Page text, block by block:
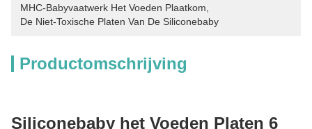
MHC-Babyvaatwerk Het Voeden Plaatkom
De Niet-Toxische Platen Van De Siliconebaby
Productomschrijving
Siliconebaby het Voeden Platen 6